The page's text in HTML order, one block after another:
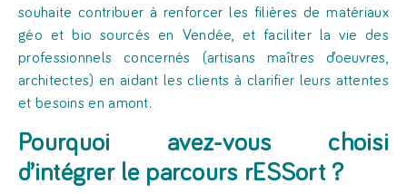
souhaite contribuer à renforcer les filières de matériaux
géo et bio sourcés en Vendée, et faciliter la vie des
professionnels concernés (artisans maîtres d’oeuvres,
architectes) en aidant les clients à clarifier leurs attentes
et besoins en amont.
Pourquoi avez-vous choisi
d’intégrer le parcours rESSort ?